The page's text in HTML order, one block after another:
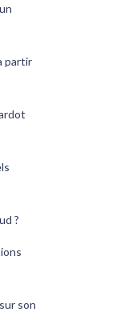
partir
?
son